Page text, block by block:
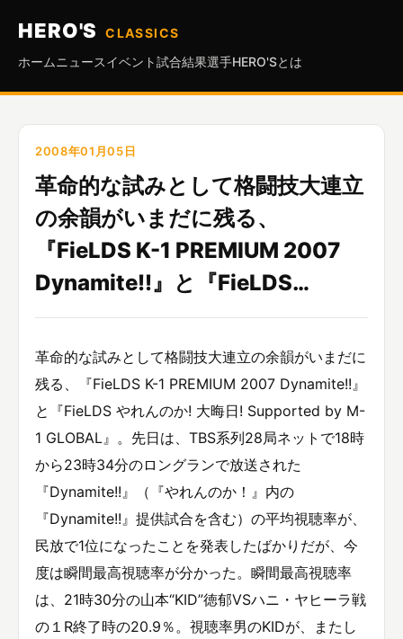
HERO'S
CLASSICS
ホーム ニュースイベント試合結果選手HERO'Sとは
2008年01月05日
革命的な試みとして格闘技大連立
の余韻がいまだに残る、
『FieLDS K-1 PREMIUM 2007
Dynamite!!』と『FieLDS…
革命的な試みとして格闘技大連立の余韻がいまだに
残る、『FieLDS K-1 PREMIUM 2007 Dynamite!!』
と『FieLDS やれんのか! 大晦日! Supported by M-
1 GLOBAL』。先日は、TBS系列28局ネットで18時
から23時34分のロングランで放送された
『Dynamite!!』（『やれんのか！』内の
『Dynamite!!』提供試合を含む）の平均視聴率が、
民放で1位になったことを発表したばかりだが、今
度は瞬間最高視聴率が分かった。瞬間最高視聴率
は、21時30分の山本“KID”徳郁VSハニ・ヤヒーラ戦
の１R終了時の20.9％。視聴率男のKIDが、またし